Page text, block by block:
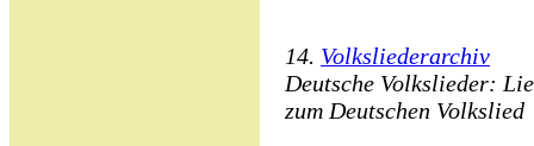
14. Volksliederarchiv
Deutsche Volkslieder:
zum Deutschen Volkslied